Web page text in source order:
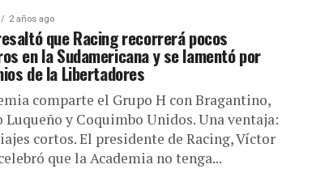
2 años ago
que Racing recorrerá pocos
en la Sudamericana y se lamentó por
de la Libertadores
comparte el Grupo H con Bragantino,
Luqueño y Coquimbo Unidos. Una ventaja:
cortos. El presidente de Racing, Víctor
que la Academia no tenga...